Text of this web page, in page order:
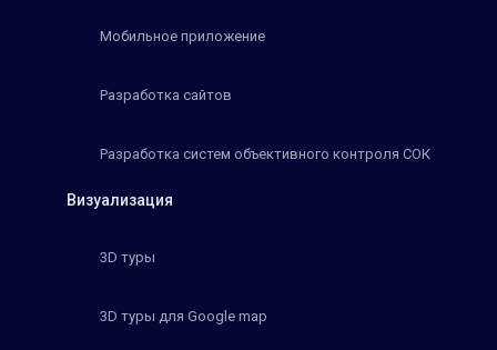
Мобильное приложение
Разработка сайтов
Разработка систем объективного контроля СОК
Визуализация
3D туры
3D туры для Google map